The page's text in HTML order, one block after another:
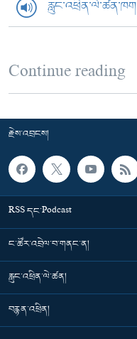
རླུང་འཕྲིན་ལེ་ཚན་ཁག
Continue reading
རྗེས་འབྲངས།
RSS དང་Podcast
ང་ཚོར་འབྲེལ་བ་གནང་ན།
རླུང་འཕྲིན་ལེ་ཚན།
བརྙན་འཕྲིན།